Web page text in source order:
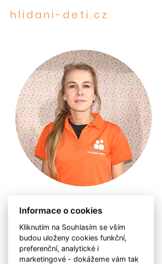
hlidani-deti.cz
Anna
Chůva
Informace o cookies
Kliknutím na Souhlasím se vším
budou uloženy cookies funkční,
preferenční, analytické i
marketingové - dokážeme vám tak